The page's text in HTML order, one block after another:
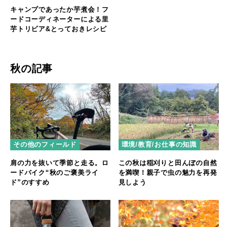
キャンプであったか芋煮会！フ
ードコーディネーターによる里
芋トリビア&とっておきレシピ
秋の記事
その他のフィールド
肩の力を抜いて季節と走る。ロ
ードバイク“秋のご褒美ライ
ド”のすすめ
環境/教育/お仕事の知識
この秋は稲刈りと田んぼの自然
を満喫！親子で虫の魅力を再発
見しよう